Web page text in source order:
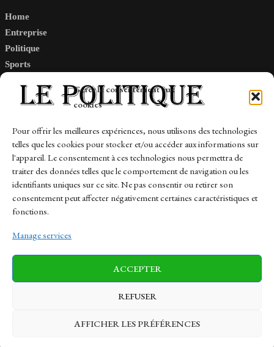
Gérer le consentement aux
cookies
Pour offrir les meilleures expériences, nous utilisons des technologies
telles que les cookies pour stocker et/ou accéder aux informations sur
l'appareil. Le consentement à ces technologies nous permettra de
traiter des données telles que le comportement de navigation ou les
identifiants uniques sur ce site. Ne pas consentir ou retirer son
consentement peut affecter négativement certaines caractéristiques et
fonctions.
Manage services
ACCEPTER
REFUSER
AFFICHER LES PRÉFÉRENCES
Home
Entreprise
Politique
Sports
Links
Contact
Sitemap
News Finance-Marches Politics
Business Tech Health Sports Travel
© 1997-2026 - lepolitique.net. All Rights Reserved.